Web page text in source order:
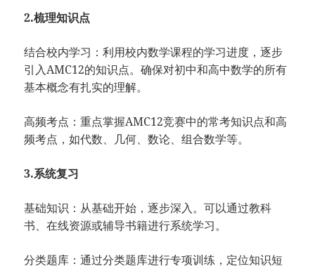
2.梳理知识点
结合校内学习：利用校内数学课程的学习进度，逐步
引入AMC12的知识点。确保对初中和高中数学的所有
基本概念有扎实的理解。
高频考点：重点掌握AMC12竞赛中的常考知识点和高
频考点，如代数、几何、数论、组合数学等。
3.系统复习
基础知识：从基础开始，逐步深入。可以通过教科
书、在线资源或辅导书籍进行系统学习。
分类题库：通过分类题库进行专项训练，定位知识短